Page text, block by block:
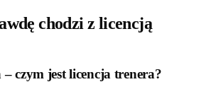
chodzi z licencją
czym jest licencja trenera?